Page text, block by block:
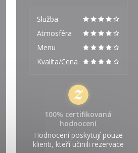
Služba
Atmosféra
Menu
Kvalita/Cena
100% certifikovaná
hodnocení
Hodnocení poskytují pouze
klienti, kteří učinili rezervace